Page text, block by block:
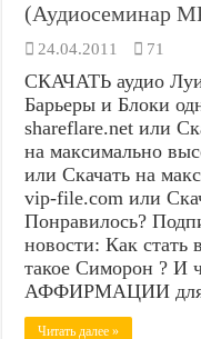
(Аудиосеминар
24.04.2011 71
СКАЧАТЬ аудио
Барьеры и Блоки
shareflare.net или
на максимально
или Скачать на
vip-file.com или
Понравилось?
новости: Как
такое Симорон ? И
АФФИРМАЦИИ
Читать далее »